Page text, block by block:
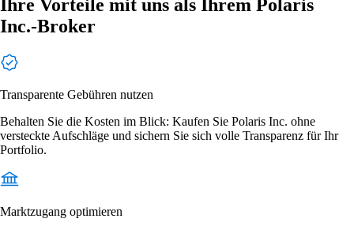
Ihre Vorteile mit uns als Ihrem Polaris
Inc.-Broker
Transparente Gebühren nutzen
Behalten Sie die Kosten im Blick: Kaufen Sie Polaris Inc. ohne
versteckte Aufschläge und sichern Sie sich volle Transparenz für Ihr
Portfolio.
Marktzugang optimieren